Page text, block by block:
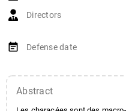
Directors
event_note Defense date
Abstract